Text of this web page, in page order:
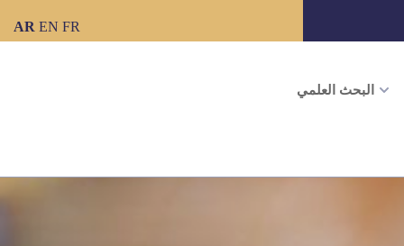
البحث العلمي
AR EN FR